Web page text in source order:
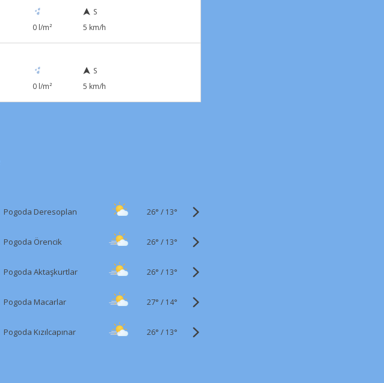
0 l/m²
S
5 km/h
0 l/m²
S
5 km/h
Pogoda Deresoplan 26° / 13°
Pogoda Örencik 26° / 13°
Pogoda Aktaşkurtlar 26° / 13°
Pogoda Macarlar 27° / 14°
Pogoda Kızılcapınar 26° / 13°